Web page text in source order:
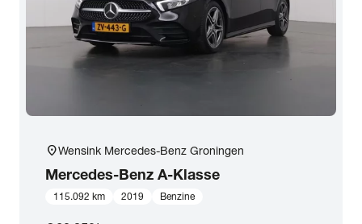
Basiskleur
location_onWensink Mercedes-Benz Groningen
Mercedes-Benz A-Klasse
115.092 km 2019 Benzine